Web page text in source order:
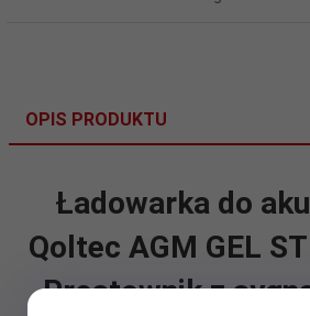
OPIS PRODUKTU
Ładowarka do
Qoltec AGM GEL
Prostownik z